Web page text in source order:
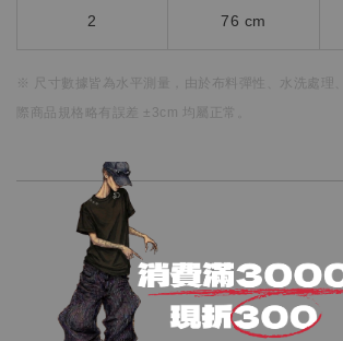
2 76 cm
※ 尺寸數據皆為水平測量， 由於布料彈性、水洗處理
際商品規格略有誤差 ±3cm 均屬正常。